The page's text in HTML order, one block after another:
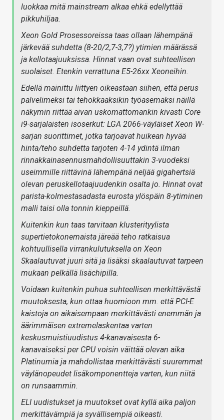
luokkaa mitä mainstream alkaa ehkä edellyttää
pikkuhiljaa.
Xeon Gold Prosessoreissa taas ollaan lähempänä
järkevää suhdetta (8-20/2,7-3,7?) ytimien määrässä
ja kellotaajuuksissa. Hinnat vaan ovat suhteellisen
suolaiset. Etenkin verrattuna E5-26xx Xeoneihin.
Edellä mainittu liittyen oikeastaan siihen, että perus
palvelimeksi tai tehokkaaksikin työasemaksi näillä
näkymin riittää aivan uskomattomankin kivasti Core
i9-sarjalaisten isoserkut: LGA 2066-väyläiset Xeon W-
sarjan suorittimet, jotka tarjoavat huikean hyvää
hinta/teho suhdetta tarjoten 4-14 ydintä ilman
rinnakkainasennusmahdollisuuttakin 3-vuodeksi
useimmille riittävinä lähempänä neljää gigahertsiä
olevan peruskellotaajuudenkin osalta jo. Hinnat ovat
parista-kolmestasadasta eurosta ylöspäin 8-ytiminen
malli taisi olla tonnin kieppeillä.
Kuitenkin kun taas tarvitaan klusterityylista
supertietokonemaista järeää teho ratkaisua
kohtuullisella virrankulutuksella on Xeon
Skaalautuvat juuri sitä ja lisäksi skaalautuvat tarpeen
mukaan pelkällä lisächipilla.
Voidaan kuitenkin puhua suhteellisen merkittävästä
muutoksesta, kun ottaa huomioon mm. että PCI-E
kaistoja on aikaisempaan merkittävästi enemmän ja
äärimmäisen extremelaskentaa varten
keskusmuistiuudistus 4-kanavaisesta 6-
kanavaiseksi per CPU voisin väittää olevan aika
Platinumia ja mahdollistaa merkittävästi suuremmat
väylänopeudet lisäkomponentteja varten, kun niitä
on runsaammin.
ELI uudistukset ja muutokset ovat kyllä aika paljon
merkittävämpiä ja syvällisempiä oikeasti.